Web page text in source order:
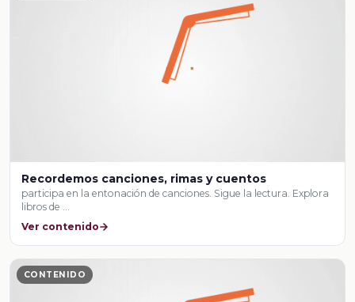
Recordemos canciones, rimas y cuentos
participa en la entonación de canciones. Sigue la lectura. Explora
libros de …
Ver contenido
CONTENIDO